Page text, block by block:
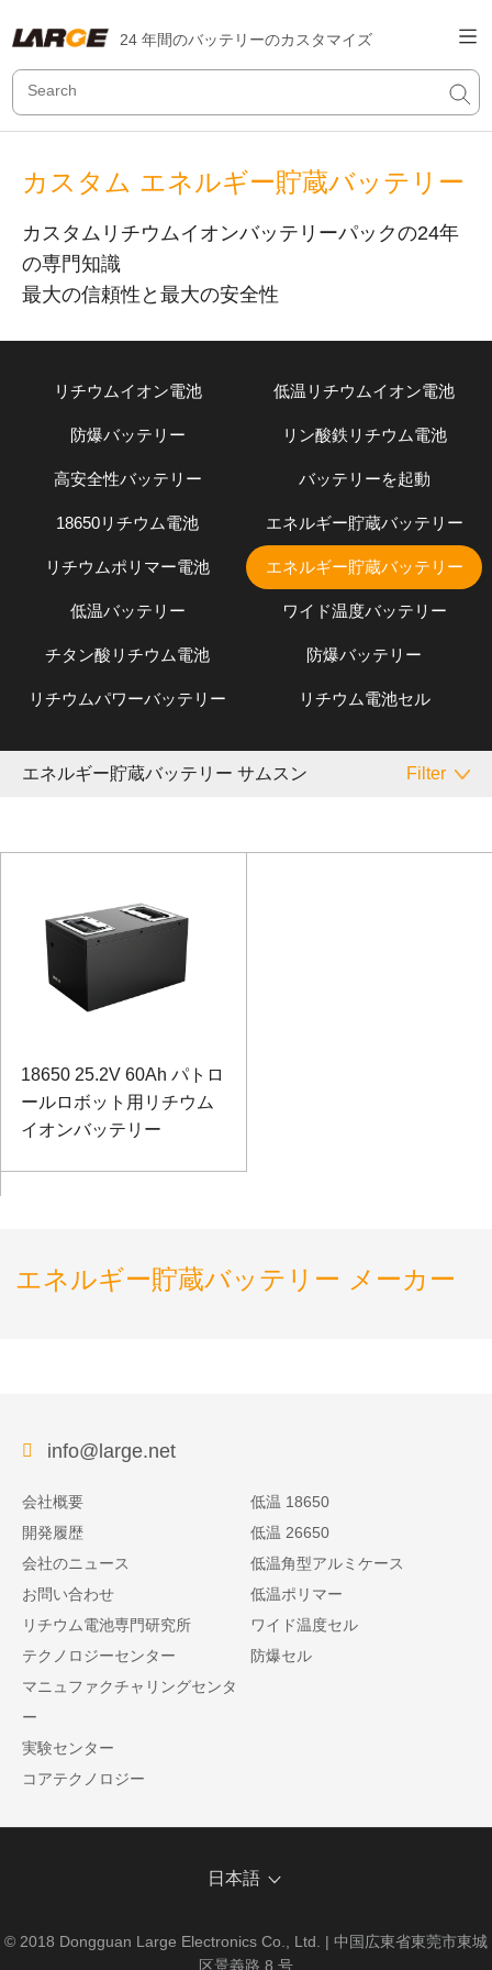
24 年間のバッテリーのカスタマイズ
カスタム エネルギー貯蔵バッテリー
カスタムリチウムイオンバッテリーパックの24年
の専門知識
最大の信頼性と最大の安全性
リチウムイオン電池 低温リチウムイオン電池
防爆バッテリー リン酸鉄リチウム電池
高安全性バッテリー バッテリーを起動
18650リチウム電池 エネルギー貯蔵バッテリー
リチウムポリマー電池 エネルギー貯蔵バッテリー
低温バッテリー ワイド温度バッテリー
チタン酸リチウム電池 防爆バッテリー
リチウムパワーバッテリー リチウム電池セル
エネルギー貯蔵バッテリー サムスン Filter
18650 25.2V 60Ah パトロ
ールロボット用リチウム
イオンバッテリー
エネルギー貯蔵バッテリー メーカー
info@large.net
会社概要
開発履歴
会社のニュース
お問い合わせ
リチウム電池専門研究所
テクノロジーセンター
マニュファクチャリングセンタ
ー
実験センター
コアテクノロジー
低温 18650
低温 26650
低温角型アルミケース
低温ポリマー
ワイド温度セル
防爆セル
日本語
© 2018 Dongguan Large Electronics Co., Ltd. | 中国広東省東莞市東城
区景義路 8 号